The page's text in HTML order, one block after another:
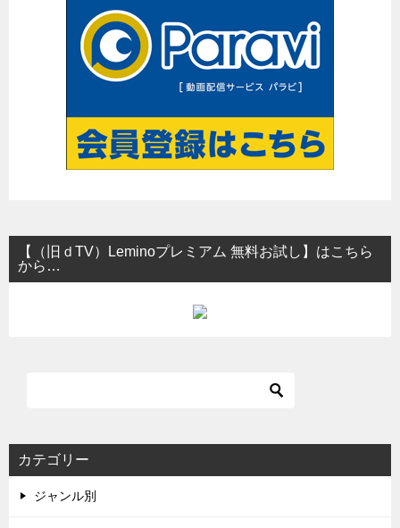
【（旧ｄTV）Leminoプレミアム 無料お試し】はこちら
から…
カテゴリー
ジャンル別